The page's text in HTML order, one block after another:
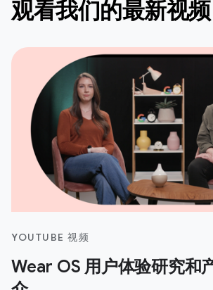
观看我们的最新视频
YOUTUBE 视频
Wear OS 用户体验研究和